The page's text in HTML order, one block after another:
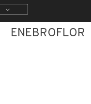
ENEBROFLOR